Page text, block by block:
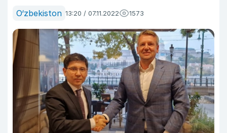
O‘zbekiston 13:20 / 07.11.2022 1573